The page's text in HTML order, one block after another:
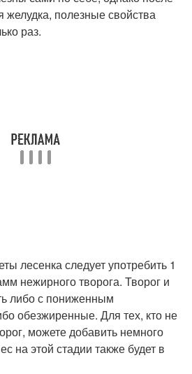
полезные свойства
раз.
лесенка следует употребить 1
нежирного творога. Творог и
либо с пониженным
обезжиренные. Для тех, кто не
можете добавить немного
на этой стадии также будет в